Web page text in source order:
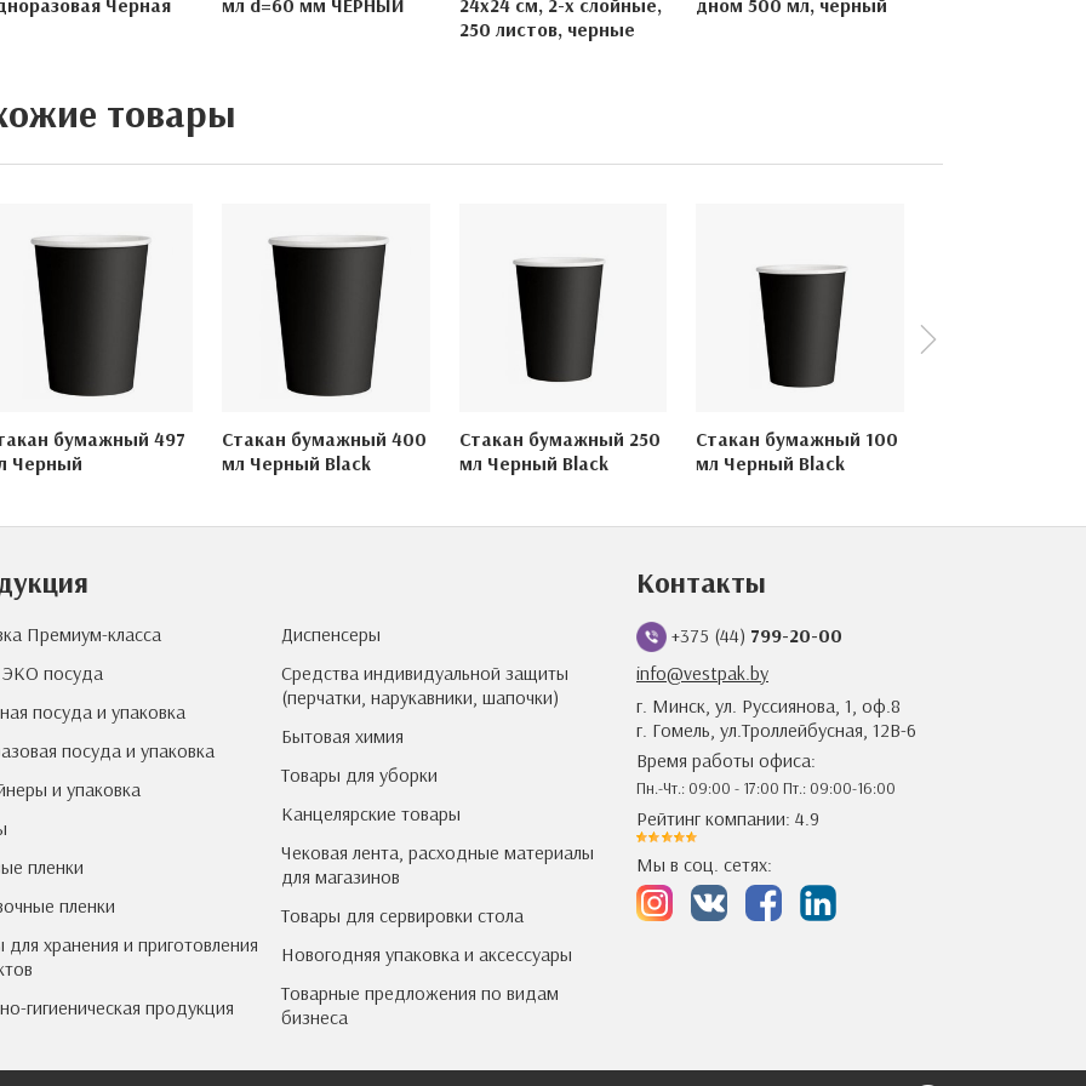
Черная
мл d=60 мм ЧЕРНЫЙ
24х24 см, 2-х слойные,
250 листов, черные
дном 500 мл, черный
товары
бумажный 497
Черный
Стакан бумажный 400
мл Черный Black
Стакан бумажный 250
мл Черный Black
Стакан бумажный 100
мл Черный Black
Премиум-класса
посуда
посуда и упаковка
посуда и упаковка
и упаковка
пленки
пленки
для хранения и приготовления
гигиеническая продукция
Диспенсеры
Средства индивидуальной защиты
(перчатки, нарукавники, шапочки)
Бытовая химия
Товары для уборки
Канцелярские товары
Чековая лента, расходные материалы
для магазинов
Товары для сервировки стола
Новогодняя упаковка и аксессуары
Товарные предложения по видам
бизнеса
Контакты
+375 (44) 799-20-00
info@vestpak.by
г. Минск, ул. Руссиянова, 1, оф.8
г. Гомель, ул.Троллейбусная, 12В-6
Время работы офиса:
Пн.-Чт.: 09:00 - 17:00 Пт.: 09:00-16:00
Рейтинг компании: 4.9
Мы в соц. сетях: